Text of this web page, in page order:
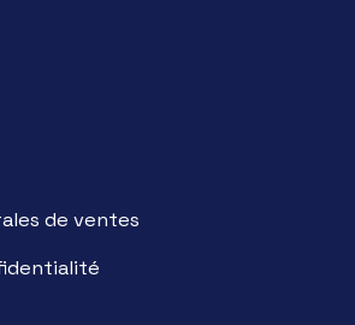
de ventes